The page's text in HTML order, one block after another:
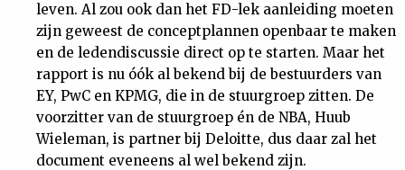
leven. Al zou ook dan het FD-lek aanleiding moeten
zijn geweest de conceptplannen openbaar te maken
en de ledendiscussie direct op te starten. Maar het
rapport is nu óók al bekend bij de bestuurders van
EY, PwC en KPMG, die in de stuurgroep zitten. De
voorzitter van de stuurgroep én de NBA, Huub
Wieleman, is partner bij Deloitte, dus daar zal het
document eveneens al wel bekend zijn.